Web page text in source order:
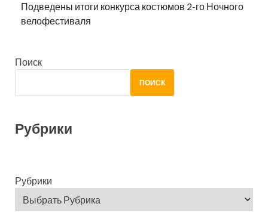
Подведены итоги конкурса костюмов 2-го Ночного
велофестиваля
Поиск
ПОИСК
Рубрики
Рубрики